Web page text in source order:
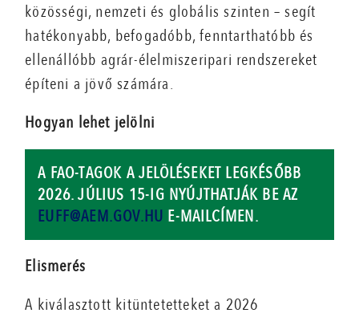
közösségi, nemzeti és globális szinten – segít
hatékonyabb, befogadóbb, fenntarthatóbb és
ellenállóbb agrár-élelmiszeripari rendszereket
építeni a jövő számára.
Hogyan lehet jelölni
A FAO-TAGOK A JELÖLÉSEKET LEGKÉSŐBB
2026. JÚLIUS 15-IG NYÚJTHATJÁK BE AZ
EUFF@AEM.GOV.HU E-MAILCÍMEN.
Elismerés
A kiválasztott kitüntetetteket a 2026